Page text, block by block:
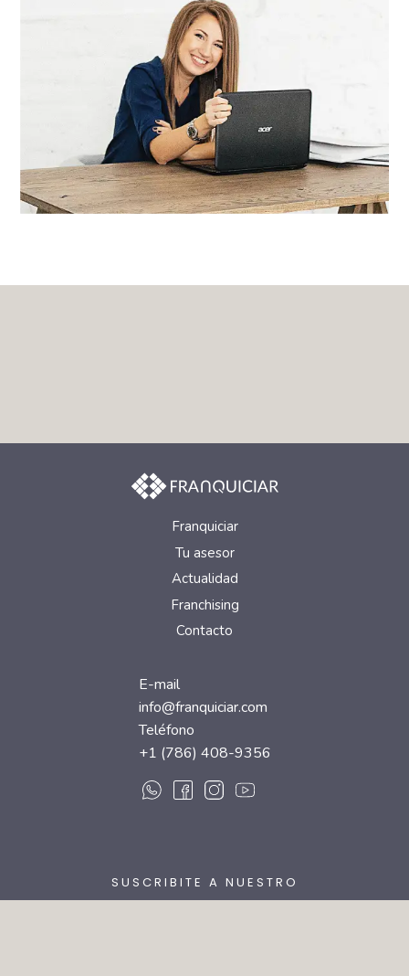
Franquiciar
Tu asesor
Actualidad
Franchising
Contacto
E-mail
info@franquiciar.com
Teléfono
+1 (786) 408-9356
SUSCRIBITE A NUESTRO
NEWSLETTER